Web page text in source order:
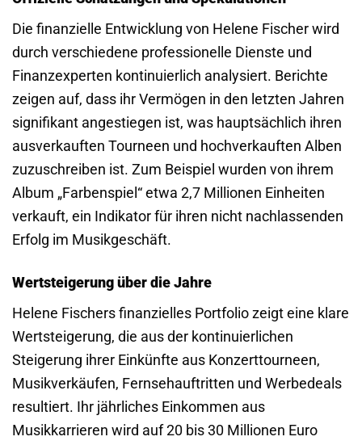
Die finanzielle Entwicklung von Helene Fischer wird
durch verschiedene professionelle Dienste und
Finanzexperten kontinuierlich analysiert. Berichte
zeigen auf, dass ihr Vermögen in den letzten Jahren
signifikant angestiegen ist, was hauptsächlich ihren
ausverkauften Tourneen und hochverkauften Alben
zuzuschreiben ist. Zum Beispiel wurden von ihrem
Album „Farbenspiel“ etwa 2,7 Millionen Einheiten
verkauft, ein Indikator für ihren nicht nachlassenden
Erfolg im Musikgeschäft.
Wertsteigerung über die Jahre
Helene Fischers finanzielles Portfolio zeigt eine klare
Wertsteigerung, die aus der kontinuierlichen
Steigerung ihrer Einkünfte aus Konzerttourneen,
Musikverkäufen, Fernsehauftritten und Werbedeals
resultiert. Ihr jährliches Einkommen aus
Musikkarrieren wird auf 20 bis 30 Millionen Euro